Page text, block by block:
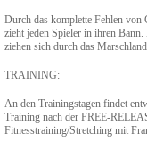
Durch das komplette Fehlen von
zieht jeden Spieler in ihren
ziehen sich durch das
TRAINING:
An den Trainingstagen findet
Training nach der FREE-
Fitnesstraining/Stretching mit